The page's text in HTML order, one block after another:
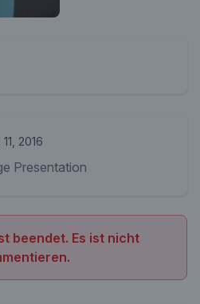
2016
Presentation
beendet. Es ist nicht